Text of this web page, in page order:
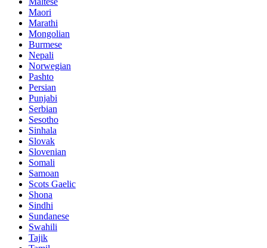
Maori
Marathi
Mongolian
Burmese
Nepali
Norwegian
Pashto
Persian
Punjabi
Serbian
Sesotho
Sinhala
Slovak
Slovenian
Somali
Samoan
Scots Gaelic
Shona
Sindhi
Sundanese
Swahili
Tajik